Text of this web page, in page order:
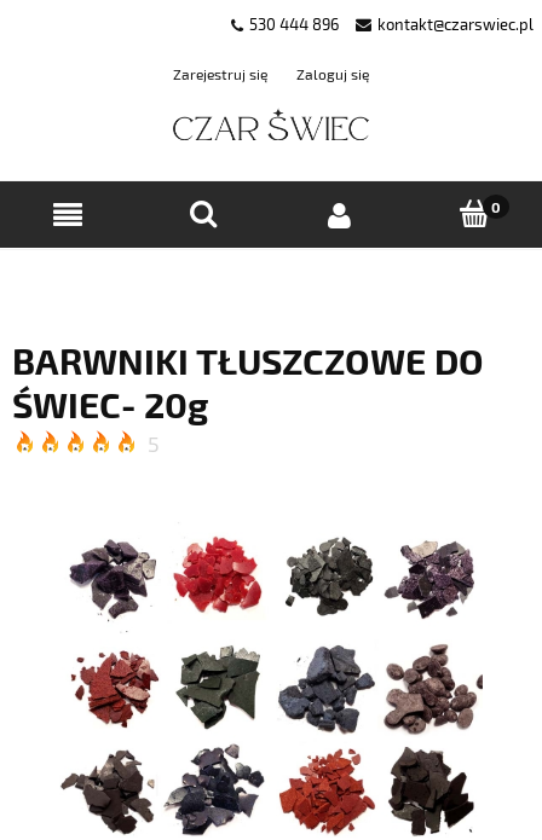
530 444 896 kontakt@czarswiec.pl
Zarejestruj się Zaloguj się
BARWNIKI TŁUSZCZOWE DO
ŚWIEC- 20g
5